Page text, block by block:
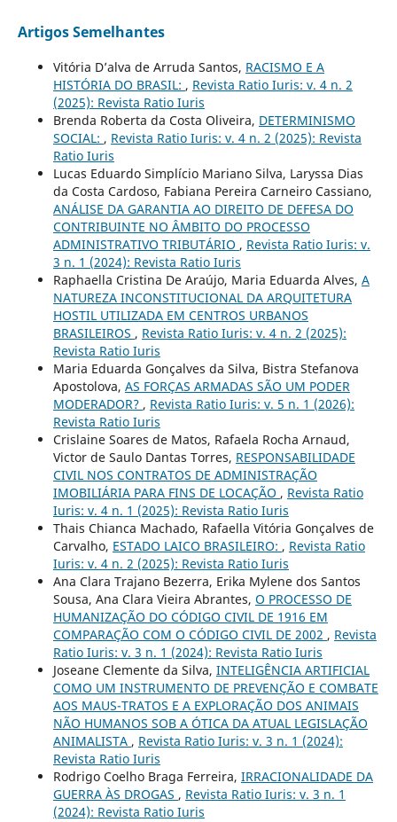
Artigos Semelhantes
Vitória D’alva de Arruda Santos, RACISMO E A
HISTÓRIA DO BRASIL: , Revista Ratio Iuris: v. 4 n. 2
(2025): Revista Ratio Iuris
Brenda Roberta da Costa Oliveira, DETERMINISMO
SOCIAL: , Revista Ratio Iuris: v. 4 n. 2 (2025): Revista
Ratio Iuris
Lucas Eduardo Simplício Mariano Silva, Laryssa Dias
da Costa Cardoso, Fabiana Pereira Carneiro Cassiano,
ANÁLISE DA GARANTIA AO DIREITO DE DEFESA DO
CONTRIBUINTE NO ÂMBITO DO PROCESSO
ADMINISTRATIVO TRIBUTÁRIO , Revista Ratio Iuris: v.
3 n. 1 (2024): Revista Ratio Iuris
Raphaella Cristina De Araújo, Maria Eduarda Alves, A
NATUREZA INCONSTITUCIONAL DA ARQUITETURA
HOSTIL UTILIZADA EM CENTROS URBANOS
BRASILEIROS , Revista Ratio Iuris: v. 4 n. 2 (2025):
Revista Ratio Iuris
Maria Eduarda Gonçalves da Silva, Bistra Stefanova
Apostolova, AS FORÇAS ARMADAS SÃO UM PODER
MODERADOR? , Revista Ratio Iuris: v. 5 n. 1 (2026):
Revista Ratio Iuris
Crislaine Soares de Matos, Rafaela Rocha Arnaud,
Victor de Saulo Dantas Torres, RESPONSABILIDADE
CIVIL NOS CONTRATOS DE ADMINISTRAÇÃO
IMOBILIÁRIA PARA FINS DE LOCAÇÃO , Revista Ratio
Iuris: v. 4 n. 1 (2025): Revista Ratio Iuris
Thais Chianca Machado, Rafaella Vitória Gonçalves de
Carvalho, ESTADO LAICO BRASILEIRO: , Revista Ratio
Iuris: v. 4 n. 2 (2025): Revista Ratio Iuris
Ana Clara Trajano Bezerra, Erika Mylene dos Santos
Sousa, Ana Clara Vieira Abrantes, O PROCESSO DE
HUMANIZAÇÃO DO CÓDIGO CIVIL DE 1916 EM
COMPARAÇÃO COM O CÓDIGO CIVIL DE 2002 , Revista
Ratio Iuris: v. 3 n. 1 (2024): Revista Ratio Iuris
Joseane Clemente da Silva, INTELIGÊNCIA ARTIFICIAL
COMO UM INSTRUMENTO DE PREVENÇÃO E COMBATE
AOS MAUS-TRATOS E A EXPLORAÇÃO DOS ANIMAIS
NÃO HUMANOS SOB A ÓTICA DA ATUAL LEGISLAÇÃO
ANIMALISTA , Revista Ratio Iuris: v. 3 n. 1 (2024):
Revista Ratio Iuris
Rodrigo Coelho Braga Ferreira, IRRACIONALIDADE DA
GUERRA ÀS DROGAS , Revista Ratio Iuris: v. 3 n. 1
(2024): Revista Ratio Iuris